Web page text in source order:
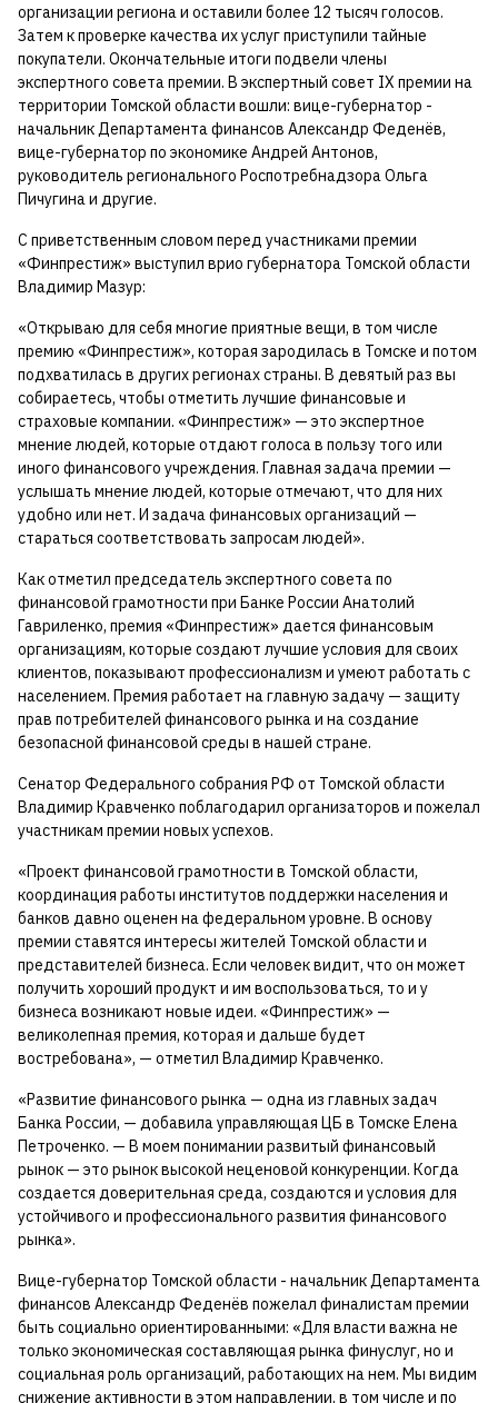
организации региона и оставили более 12 тысяч голосов.
Затем к проверке качества их услуг приступили тайные
покупатели. Окончательные итоги подвели члены
экспертного совета премии. В экспертный совет IX премии на
территории Томской области вошли: вице-губернатор -
начальник Департамента финансов Александр Феденёв,
вице-губернатор по экономике Андрей Антонов,
руководитель регионального Роспотребнадзора Ольга
Пичугина и другие.
С приветственным словом перед участниками премии
«Финпрестиж» выступил врио губернатора Томской области
Владимир Мазур:
«Открываю для себя многие приятные вещи, в том числе
премию «Финпрестиж», которая зародилась в Томске и потом
подхватилась в других регионах страны. В девятый раз вы
собираетесь, чтобы отметить лучшие финансовые и
страховые компании. «Финпрестиж» — это экспертное
мнение людей, которые отдают голоса в пользу того или
иного финансового учреждения. Главная задача премии —
услышать мнение людей, которые отмечают, что для них
удобно или нет. И задача финансовых организаций —
стараться соответствовать запросам людей».
Как отметил председатель экспертного совета по
финансовой грамотности при Банке России Анатолий
Гавриленко, премия «Финпрестиж» дается финансовым
организациям, которые создают лучшие условия для своих
клиентов, показывают профессионализм и умеют работать с
населением. Премия работает на главную задачу — защиту
прав потребителей финансового рынка и на создание
безопасной финансовой среды в нашей стране.
Сенатор Федерального собрания РФ от Томской области
Владимир Кравченко поблагодарил организаторов и пожелал
участникам премии новых успехов.
«Проект финансовой грамотности в Томской области,
координация работы институтов поддержки населения и
банков давно оценен на федеральном уровне. В основу
премии ставятся интересы жителей Томской области и
представителей бизнеса. Если человек видит, что он может
получить хороший продукт и им воспользоваться, то и у
бизнеса возникают новые идеи. «Финпрестиж» —
великолепная премия, которая и дальше будет
востребована», — отметил Владимир Кравченко.
«Развитие финансового рынка — одна из главных задач
Банка России, — добавила управляющая ЦБ в Томске Елена
Петроченко. — В моем понимании развитый финансовый
рынок — это рынок высокой неценовой конкуренции. Когда
создается доверительная среда, создаются и условия для
устойчивого и профессионального развития финансового
рынка».
Вице-губернатор Томской области - начальник Департамента
финансов Александр Феденёв пожелал финалистам премии
быть социально ориентированными: «Для власти важна не
только экономическая составляющая рынка финуслуг, но и
социальная роль организаций, работающих на нем. Мы видим
снижение активности в этом направлении, в том числе и по